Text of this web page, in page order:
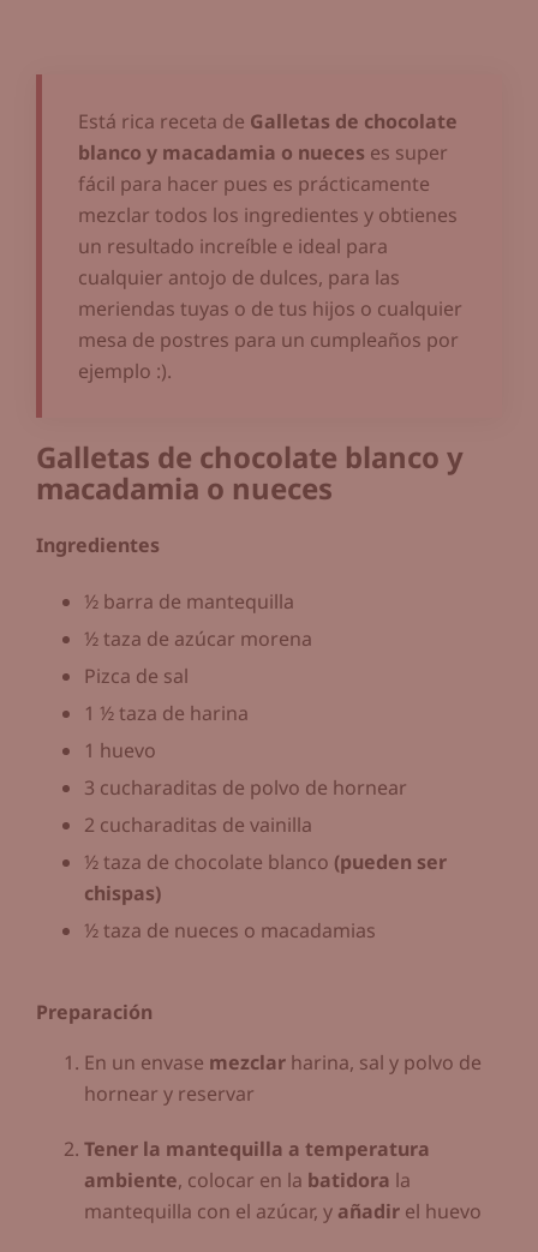
Está rica receta de Galletas de chocolate
blanco y macadamia o nueces es super
fácil para hacer pues es prácticamente
mezclar todos los ingredientes y obtienes
un resultado increíble e ideal para
cualquier antojo de dulces, para las
meriendas tuyas o de tus hijos o cualquier
mesa de postres para un cumpleaños por
ejemplo :).
Galletas de chocolate blanco y
macadamia o nueces
Ingredientes
½ barra de mantequilla
½ taza de azúcar morena
Pizca de sal
1 ½ taza de harina
1 huevo
3 cucharaditas de polvo de hornear
2 cucharaditas de vainilla
½ taza de chocolate blanco (pueden ser
chispas)
½ taza de nueces o macadamias
Preparación
En un envase mezclar harina, sal y polvo de
hornear y reservar
Tener la mantequilla a temperatura
ambiente, colocar en la batidora la
mantequilla con el azúcar, y añadir el huevo